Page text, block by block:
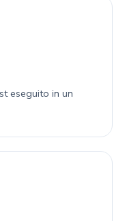
eseguito in un